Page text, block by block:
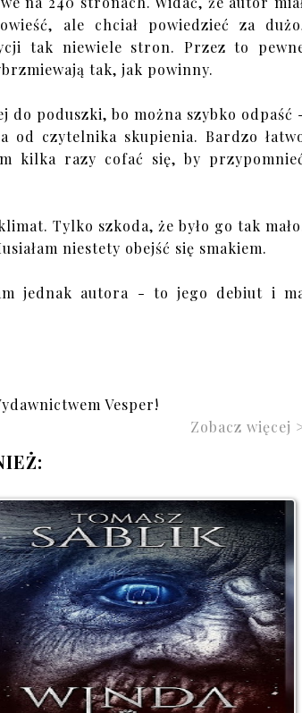
ale chciał powiedzieć za
tak niewiele stron. Przez to
tak, jak powinny.
do poduszki, bo można szybko odpaść
od czytelnika skupienia. Bardzo
kilka razy cofać się, by
Tylko szkoda, że było go tak
niestety obejść się smakiem.
jednak autora - to jego debiut i
Vesper!
Zobacz więcej